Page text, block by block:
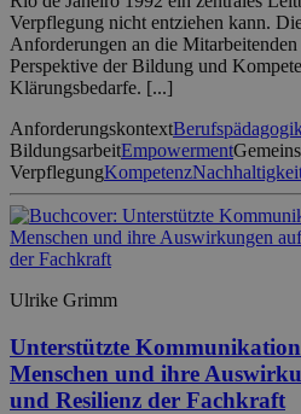
Verpflegung nicht entziehen kann.
Anforderungen an die
Perspektive der Bildung und
Klärungsbedarfe. [...]
Anforderungskontext
BildungsarbeitEmpowerment
VerpflegungKompetenz
Ulrike Grimm
Unterstützte
Menschen und ihre
und Resilienz der Fachkraft